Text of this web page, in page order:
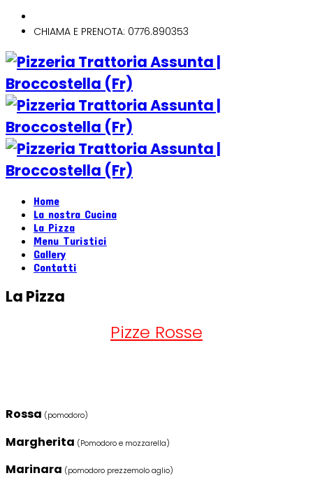
CHIAMA E PRENOTA: 0776.890353
Home
La nostra Cucina
La Pizza
Menu Turistici
Gallery
Contatti
La Pizza
Pizze Rosse
Rossa (pomodoro)
Margherita (Pomodoro e mozzarella)
Marinara (pomodoro prezzemolo aglio)